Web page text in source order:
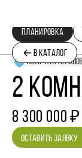
В КАТАЛОГ
ПЛАНИРОВКА
КВАРТАЛ НА
2
8 300 000 ₽
ОСТАВИТЬ ЗАЯВКУ